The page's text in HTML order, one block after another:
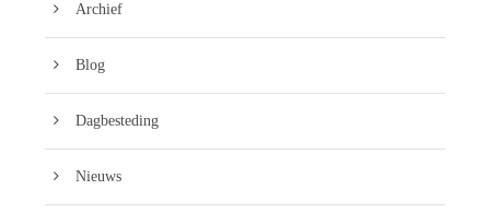
Archief
Blog
Dagbesteding
Nieuws